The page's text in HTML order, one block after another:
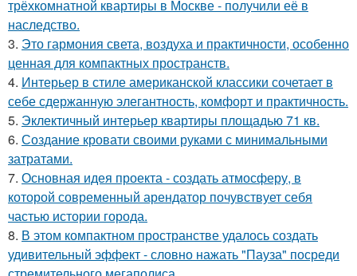
трёхкомнатной квартиры в Москве - получили её в
наследство.
3. Это гармония света, воздуха и практичности, особенно
ценная для компактных пространств.
4. Интерьер в стиле американской классики сочетает в
себе сдержанную элегантность, комфорт и практичность.
5. Эклектичный интерьер квартиры площадью 71 кв.
6. Создание кровати своими руками с минимальными
затратами.
7. Основная идея проекта - создать атмосферу, в
которой современный арендатор почувствует себя
частью истории города.
8. В этом компактном пространстве удалось создать
удивительный эффект - словно нажать "Пауза" посреди